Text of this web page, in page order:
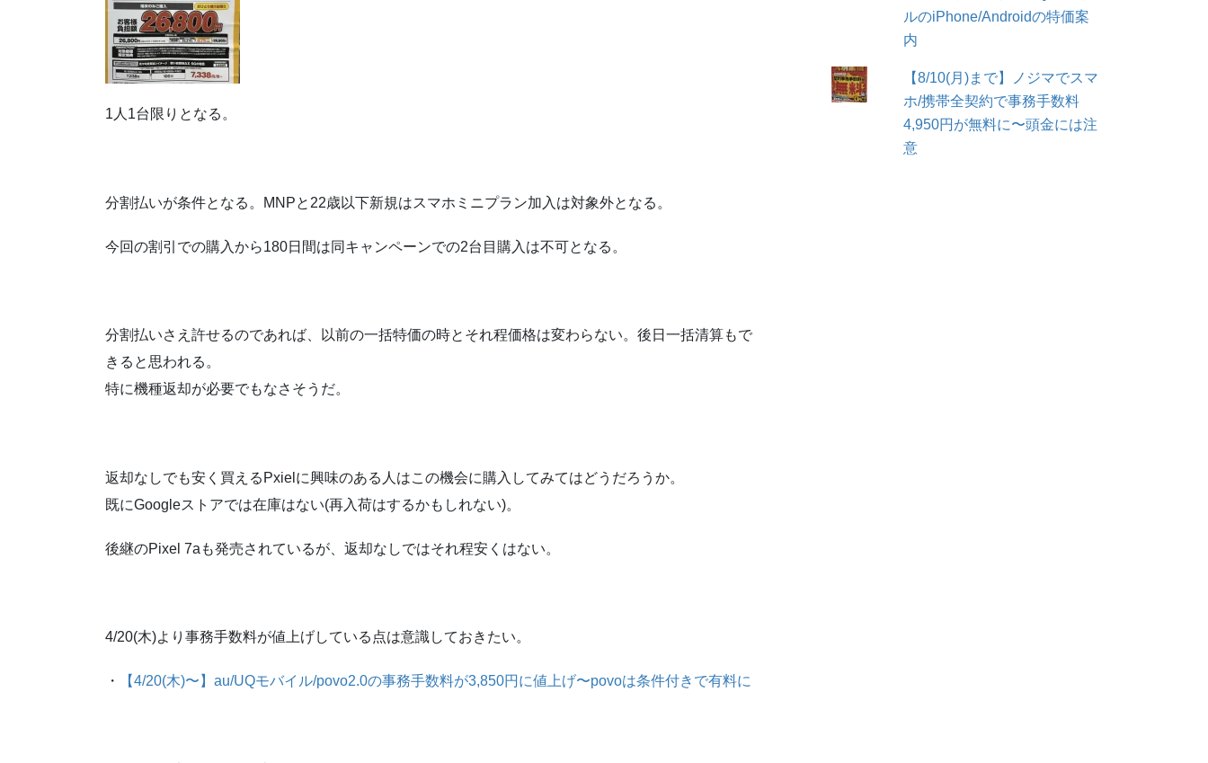
1人1台限りとなる。
分割払いが条件となる。MNPと22歳以下新規はスマホミニプラン加入は対象外となる。
今回の割引での購入から180日間は同キャンペーンでの2台目購入は不可となる。
分割払いさえ許せるのであれば、以前の一括特価の時とそれ程価格は変わらない。後日一括清算もで
きると思われる。
特に機種返却が必要でもなさそうだ。
返却なしでも安く買えるPxielに興味のある人はこの機会に購入してみてはどうだろうか。
既にGoogleストアでは在庫はない(再入荷はするかもしれない)。
後継のPixel 7aも発売されているが、返却なしではそれ程安くはない。
4/20(木)より事務手数料が値上げしている点は意識しておきたい。
・ 【4/20(木)〜】au/UQモバイル/povo2.0の事務手数料が3,850円に値上げ〜povoは条件付きで有料に
ルのiPhone/Androidの特価案
内
【8/10(月)まで】ノジマでスマ
ホ/携帯全契約で事務手数料
4,950円が無料に〜頭金には注
意